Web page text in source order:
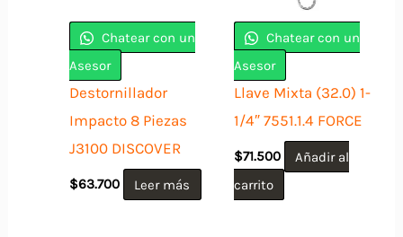
Chatear con un
Asesor
Destornillador
Impacto 8 Piezas
J3100 DISCOVER
$63.700 Leer más
Chatear con un
Asesor
Llave Mixta (32.0) 1-
1/4″ 7551.1.4 FORCE
$71.500
Añadir al
carrito